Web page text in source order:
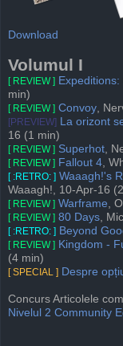
Download
Volumul I
[ REVIEW ]
min)
[ REVIEW ] Convoy,
[PREVIEW] La orizont
16 (1 min)
[ REVIEW ] Superhot,
[ REVIEW ] Fallout 4,
[ :RETRO: ] Waaagh!'s
Waaagh!, 10-Apr-16
[ REVIEW ] Warframe,
[ REVIEW ] 80 Days,
[ :RETRO: ] Beyond
[ REVIEW ] Kingdom -
(4 min)
[ SPECIAL ] Despre
Concurs Articolele
Nivelul 2 Community